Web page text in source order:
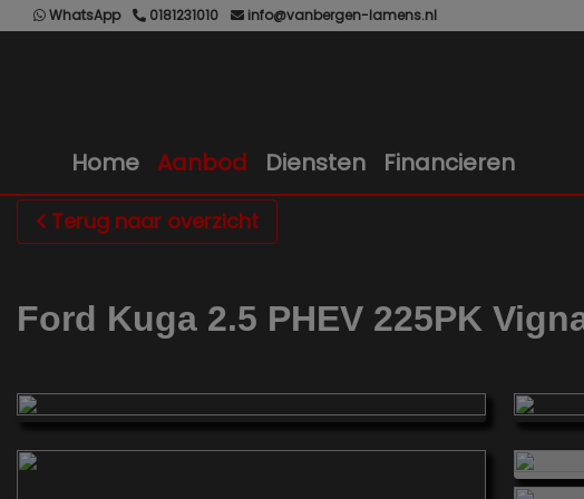
WhatsApp 0181231010 info@vanbergen-lamens.nl
Home Aanbod Diensten Financieren
Terug naar overzicht
Ford Kuga 2.5 PHEV 225PK